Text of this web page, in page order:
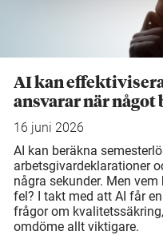
AI kan
ansvarar när något
16 juni 2026
AI kan beräkna
arbetsgivardeklarationer
några sekunder. Men
fel? I takt med att AI får
frågor om
omdöme allt viktigare.